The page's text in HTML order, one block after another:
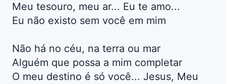
Meu tesouro, meu ar... Eu te amo...
Eu não existo sem você em mim
Não há no céu, na terra ou mar
Alguém que possa a mim completar
O meu destino é só você... Jesus, Meu